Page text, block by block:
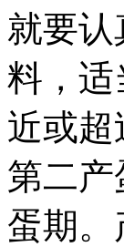
就要
料，适
近或
第二
蛋期。